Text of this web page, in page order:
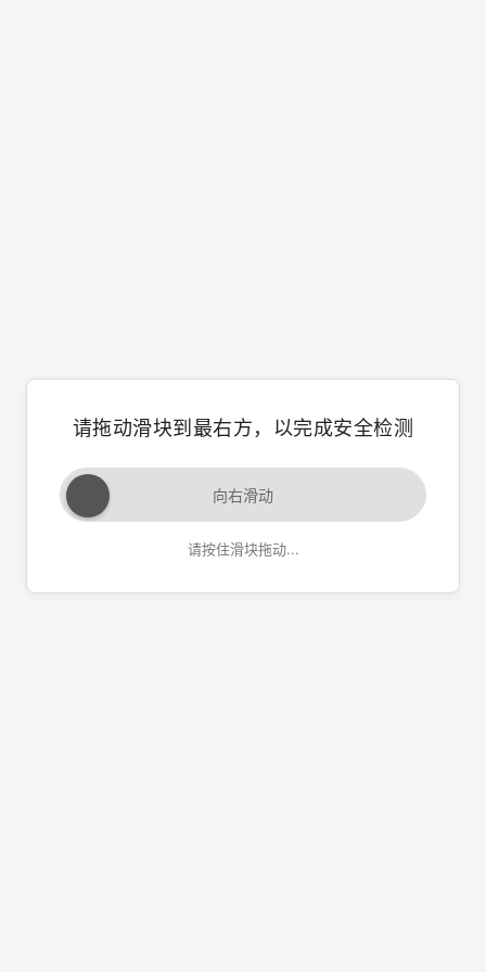
请拖动滑块到最右方，以完成安全检测
向右滑动
请按住滑块拖动...